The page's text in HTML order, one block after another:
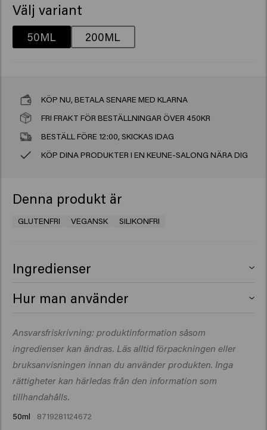
Välj variant
50ML 200ML
KÖP NU, BETALA SENARE MED KLARNA
FRI FRAKT FÖR BESTÄLLNINGAR ÖVER 450KR
BESTÄLL FÖRE 12:00, SKICKAS IDAG
KÖP DINA PRODUKTER I EN KEUNE-SALONG NÄRA DIG
Denna produkt är
GLUTENFRI VEGANSK SILIKONFRI
Ingredienser
Carbomer, Sodium Hydroxide, PEG-40 Hydrogenated
Dipropylene Glycol, Tetrasodium EDTA, Caprylyl Glycol,
Acetyl Cedrene, Linalyl Acetate, Menthol, Tetramethyl
Acetyloctahydronaphthalenes.
Hur man använder
igenom fuktigt eller torrt hår.
Ansvarsfriskrivning: produktinformation såsom
ingredienser kan ändras. Läs alltid förpackningen eller
bruksanvisningen innan du använder produkten. Inga
rättigheter kan härledas från den information som
tillhandahålls.
50ml 8719281124672